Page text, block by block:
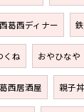
葛西ディナー
くね おやひなや
西居酒屋 親子丼